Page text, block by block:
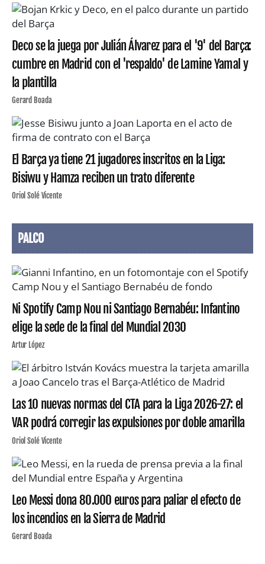
Deco se la juega por Julián Álvarez para el '9' del Barça:
cumbre en Madrid con el 'respaldo' de Lamine Yamal y
la plantilla
Gerard Boada
El Barça ya tiene 21 jugadores inscritos en la Liga:
Bisiwu y Hamza reciben un trato diferente
Oriol Solé Vicente
PALCO
Ni Spotify Camp Nou ni Santiago Bernabéu: Infantino
elige la sede de la final del Mundial 2030
Artur López
Las 10 nuevas normas del CTA para la Liga 2026-27: el
VAR podrá corregir las expulsiones por doble amarilla
Oriol Solé Vicente
Leo Messi dona 80.000 euros para paliar el efecto de
los incendios en la Sierra de Madrid
Gerard Boada